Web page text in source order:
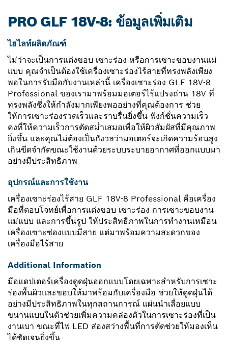
PRO GLF 18V-8: ข้อมูลเพิ่มเติม
ไฮไลท์ผลิตภัณฑ์
ไม่ว่าจะเป็นการแต่งขอบ เซาะร่อง หรือการเซาะขอบงานแม่
แบบ คุณจำเป็นต้องใช้เครื่องเซาะร่องไร้สายที่ทรงพลังเพียง
พอในการรับมือกับงานเหล่านี้ เครื่องเซาะร่อง GLF 18V-8
Professional ของเรามาพร้อมมอเตอร์ไร้แปรงถ่าน 18V ที่
ทรงพลังซึ่งให้กำลังมากเพียงพออย่างที่คุณต้องการ ช่วย
ให้การเซาะร่องรวดเร็วและราบรื่นยิ่งขึ้น ฟังก์ชั่นความเร็ว
คงที่ให้ความเร็วการตัดสม่ำเสมอเพื่อให้ผิวสัมผัสที่มีคุณภาพ
ยิ่งขึ้น และคุณไม่ต้องเป็นกังวลว่ามอเตอร์จะเกิดความร้อนสูง
เกินขีดจำกัดขณะใช้งานด้วยระบบระบายอากาศที่ออกแบบมา
อย่างมีประสิทธิภาพ
อุปกรณ์และการใช้งาน
เครื่องเซาะร่องไร้สาย GLF 18V-8 Professional คือเครื่อง
มือที่ตอบโจทย์เพื่อการแต่งขอบ เซาะร่อง การเซาะขอบงาน
แม่แบบ และการขึ้นรูป ให้ประสิทธิภาพในการทำงานเหมือน
เครื่องเซาะซ่องแบบมีสาย แต่มาพร้อมความสะดวกของ
เครื่องมือไร้สาย
Additional Information
มีอแดปเตอร์เครื่องดูดฝุ่นออกแบบโดยเฉพาะสำหรับการเซาะ
ร่องพื้นผิวและขอบให้มาพร้อมกับเครื่องมือ ช่วยให้ดูดฝุ่นได้
อย่างมีประสิทธิภาพในทุกสถานการณ์ แผ่นนำเลื่อยแบบ
ขนานแบบในตัวช่วยเพิ่มความคล่องตัวในการเซาะร่องที่เป็น
งานเบา ขณะที่ไฟ LED ส่องสว่างพื้นที่การตัดช่วยให้มองเห็น
ได้ชัดเจนยิ่งขึ้น